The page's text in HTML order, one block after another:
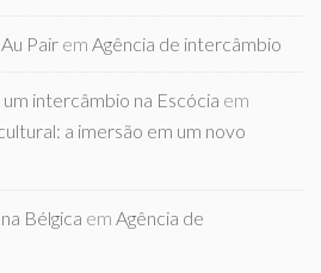
Pair em Agência de intercâmbio
intercâmbio na Escócia em
a imersão em um novo
Bélgica em Agência de